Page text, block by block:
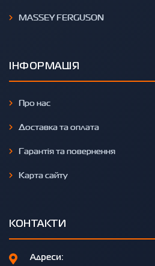
MASSEY FERGUSON
ІНФОРМАЦІЯ
Про нас
Доставка та оплата
Гарантія та повернення
Карта сайту
КОНТАКТИ
Адреси: